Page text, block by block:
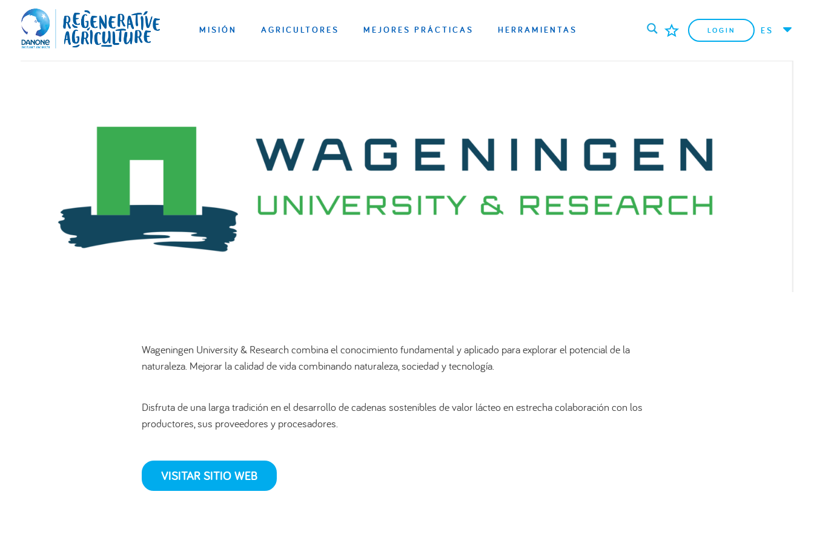
MISIÓN AGRICULTORES MEJORES PRÁCTICAS HERRAMIENTAS LOGIN ES
Wageningen University & Research combina el conocimiento fundamental y aplicado para explorar el potencial de la
naturaleza. Mejorar la calidad de vida combinando naturaleza, sociedad y tecnología.
Disfruta de una larga tradición en el desarrollo de cadenas sostenibles de valor lácteo en estrecha colaboración con los
productores, sus proveedores y procesadores.
VISITAR SITIO WEB